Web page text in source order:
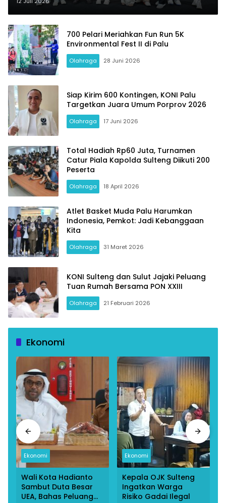
700 Pelari Meriahkan Fun Run 5K
Environmental Fest II di Palu
Olahraga 28 Juni 2026
Siap Kirim 600 Kontingen, KONI Palu
Targetkan Juara Umum Porprov 2026
Olahraga 17 Juni 2026
Total Hadiah Rp60 Juta, Turnamen
Catur Piala Kapolda Sulteng Diikuti 200
Peserta
Olahraga 18 April 2026
Atlet Basket Muda Palu Harumkan
Indonesia, Pemkot: Jadi Kebanggaan
Kita
Olahraga 31 Maret 2026
KONI Sulteng dan Sulut Jajaki Peluang
Tuan Rumah Bersama PON XXIII
Olahraga 21 Februari 2026
Ekonomi
Ekonomi
Wali Kota Hadianto
Sambut Duta Besar
UEA, Bahas Peluang
Ekonomi
Kepala OJK Sulteng
Ingatkan Warga
Risiko Gadai Ilegal